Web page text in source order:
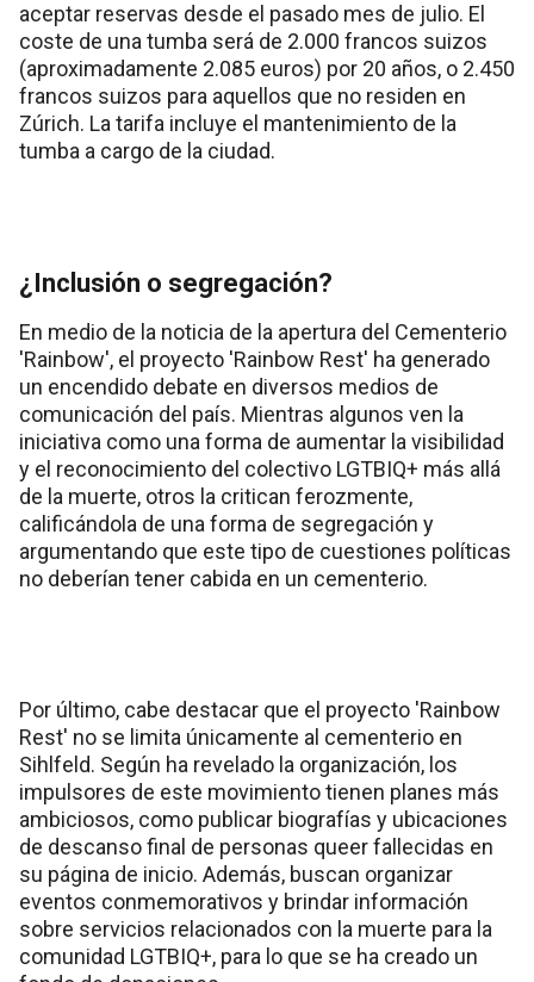
aceptar reservas desde el pasado mes de julio. El
coste de una tumba será de 2.000 francos suizos
(aproximadamente 2.085 euros) por 20 años, o 2.450
francos suizos para aquellos que no residen en
Zúrich. La tarifa incluye el mantenimiento de la
tumba a cargo de la ciudad.
¿Inclusión o segregación?
En medio de la noticia de la apertura del Cementerio
'Rainbow', el proyecto 'Rainbow Rest' ha generado
un encendido debate en diversos medios de
comunicación del país. Mientras algunos ven la
iniciativa como una forma de aumentar la visibilidad
y el reconocimiento del colectivo LGTBIQ+ más allá
de la muerte, otros la critican ferozmente,
calificándola de una forma de segregación y
argumentando que este tipo de cuestiones políticas
no deberían tener cabida en un cementerio.
Por último, cabe destacar que el proyecto 'Rainbow
Rest' no se limita únicamente al cementerio en
Sihlfeld. Según ha revelado la organización, los
impulsores de este movimiento tienen planes más
ambiciosos, como publicar biografías y ubicaciones
de descanso final de personas queer fallecidas en
su página de inicio. Además, buscan organizar
eventos conmemorativos y brindar información
sobre servicios relacionados con la muerte para la
comunidad LGTBIQ+, para lo que se ha creado un